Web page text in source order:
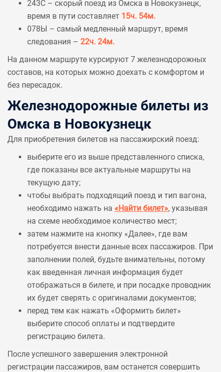
243С – скорый поезд из Омска в Новокузнецк,
время в пути составляет 15ч. 54м.
078Ы – самый медленный маршрут, время
следования – 22ч. 24м.
На данном маршруте курсируют 7 железнодорожных
составов, на которых можно доехать с комфортом и
без пересадок.
Железнодорожные билеты из
Омска в Новокузнецк
Для приобретения билетов на пассажирский поезд:
выберите его из выше представленного списка,
где показаны все актуальные маршруты на
текущую дату;
чтобы выбрать подходящий поезд и тип вагона,
необходимо нажать на «Найти билет», указывая
на схеме необходимое количество мест;
затем нажмите на кнопку «Далее», где вам
потребуется внести данные всех пассажиров. При
заполнении полей, будьте внимательны, потому
как введенная личная информация будет
отображаться в билете, и при посадке проводник
их будет сверять с оригиналами документов;
перед тем как нажать «Оформить билет»
выберите способ оплаты и подтвердите
регистрацию билета.
После успешного завершения электронной
регистрации пассажиров, вам останется совершить